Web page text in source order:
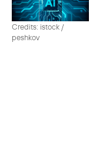
Credits: istock /
peshkov